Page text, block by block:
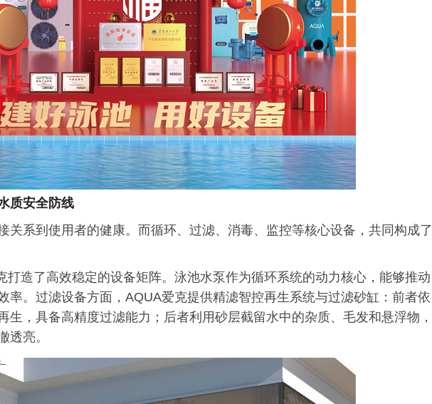
质安全防线
关系到使用者的健康。而循环、过滤、消毒、监控等核心设备，共同构成了
打造了高效稳定的设备矩阵。泳池水泵作为循环系统的动力核心，能够推动
率。过滤设备方面，AQUA爱克提供精滤智控再生系统与过滤砂缸：前者依
生，具备高精度过滤能力；后者利用砂层截留水中的杂质、毛发和悬浮物，
透亮。